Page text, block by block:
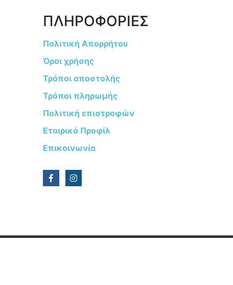
ΠΛΗΡΟΦΟΡΙΕΣ
Πολιτική Απορρήτου
Όροι χρήσης
Τρόποι αποστολής
Τρόποι πληρωμής
Πολιτική επιστροφών
Εταιρικό Προφίλ
Επικοινωνία